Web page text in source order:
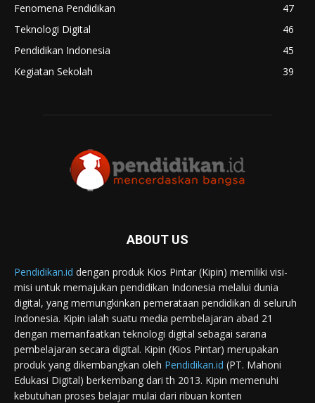
Fenomena Pendidikan
47
Teknologi Digital
46
Pendidikan Indonesia
45
Kegiatan Sekolah
39
ABOUT US
Pendidikan.id dengan produk Kios Pintar (Kipin) memiliki visi-
misi untuk memajukan pendidikan Indonesia melalui dunia
digital, yang memungkinkan pemerataan pendidikan di seluruh
Indonesia. Kipin ialah suatu media pembelajaran abad 21
dengan memanfaatkan teknologi digital sebagai sarana
pembelajaran secara digital. Kipin (Kios Pintar) merupakan
produk yang dikembangkan oleh Pendidikan.id (PT. Mahoni
Edukasi Digital) berkembang dari th 2013. Kipin memenuhi
kebutuhan proses belajar mulai dari ribuan konten